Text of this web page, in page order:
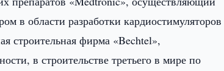
в области разработки кардиостимуляторов
строительная фирма «Bechtel»,
в строительстве третьего в мире по